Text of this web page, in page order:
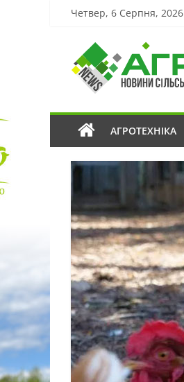
Четвер, 6 Серпня, 2026
АГРОТЕХНІКА